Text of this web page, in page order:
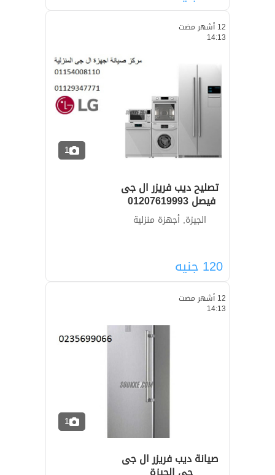
12 أشهر مضت
14:13
1
تصليح ديب فريزر ال جى
فيصل ‎‎ ‎01207619993
الجيزة, أجهزة منزلية
120 جنيه
12 أشهر مضت
14:13
1
صيانة ديب فريزر ال جى